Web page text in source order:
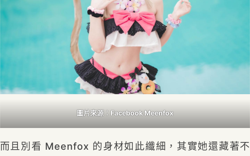
圖片來源：Facebook Meenfox
而且別看 Meenfox 的身材如此纖細，其實她還藏著不